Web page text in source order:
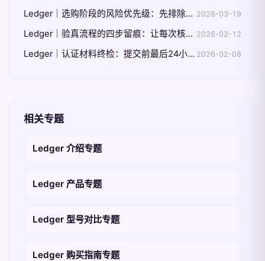
Ledger｜选购阶段的风险优先级：先排除高风险再做细节比较 2026-03-19
Ledger｜验真流程的四步留痕：让每次核验都可复盘 2026-02-12
Ledger｜认证材料终检：提交前最后24小时该做什么 2026-02-08
相关专题
Ledger 介绍专题
Ledger 产品专题
Ledger 型号对比专题
Ledger 购买指南专题